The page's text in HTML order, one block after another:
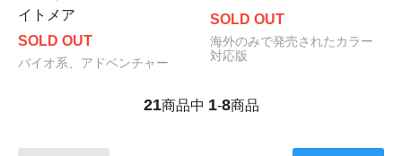
イトメア
SOLD OUT
バイオ系、アドベンチャー
SOLD OUT
海外のみで発売されたカラー
対応版
21商品中 1-8商品